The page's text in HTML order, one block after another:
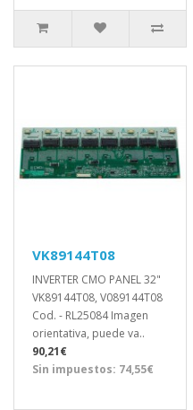
VK89144T08
INVERTER CMO PANEL 32"
VK89144T08, V089144T08
Cod. - RL25084 Imagen
orientativa, puede va..
90,21€
Sin impuestos: 74,55€